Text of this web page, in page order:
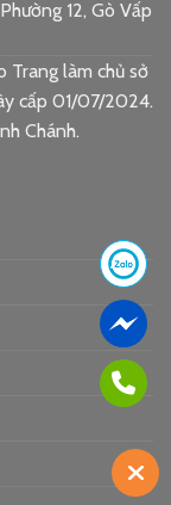
12, Gò Vấp
Trang làm chủ sở
cấp 01/07/2024.
Chánh.